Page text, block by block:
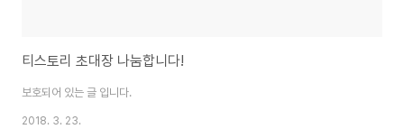
티스토리 초대장 나눔합니다!
보호되어 있는 글 입니다.
2018. 3. 23.